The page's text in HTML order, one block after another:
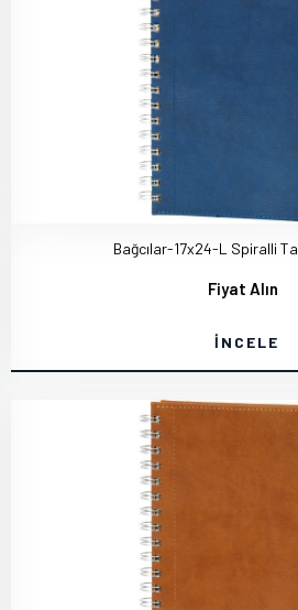
Bağcılar-17x24-L Spiralli
Fiyat Alın
İNCELE